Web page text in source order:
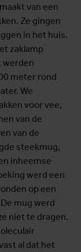
van een
Ze gingen
in het huis.
zaklamp
werden
meter rond
We
voor vee,
van de
van de
steekmug,
inheemse
werd een
op een
mug werd
niet te dragen.
al dat het